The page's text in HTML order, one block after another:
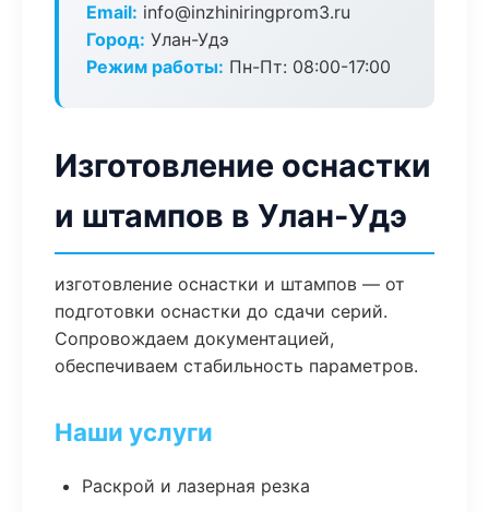
Email: info@inzhiniringprom3.ru
Город: Улан-Удэ
Режим работы: Пн-Пт: 08:00-17:00
Изготовление оснастки
и штампов в Улан-Удэ
изготовление оснастки и штампов — от
подготовки оснастки до сдачи серий.
Сопровождаем документацией,
обеспечиваем стабильность параметров.
Наши услуги
Раскрой и лазерная резка